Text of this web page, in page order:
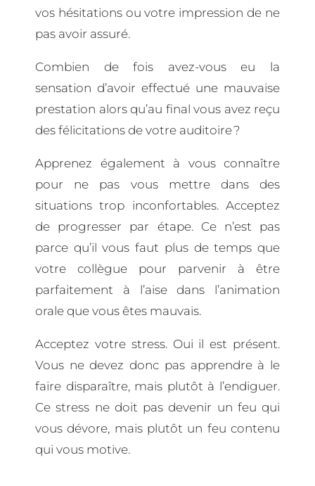
vos hésitations ou votre impression de ne
pas avoir assuré.
Combien de fois avez-vous eu la
sensation d’avoir effectué une mauvaise
prestation alors qu’au final vous avez reçu
des félicitations de votre auditoire ?
Apprenez également à vous connaître
pour ne pas vous mettre dans des
situations trop inconfortables. Acceptez
de progresser par étape. Ce n’est pas
parce qu’il vous faut plus de temps que
votre collègue pour parvenir à être
parfaitement à l’aise dans l’animation
orale que vous êtes mauvais.
Acceptez votre stress. Oui il est présent.
Vous ne devez donc pas apprendre à le
faire disparaître, mais plutôt à l’endiguer.
Ce stress ne doit pas devenir un feu qui
vous dévore, mais plutôt un feu contenu
qui vous motive.